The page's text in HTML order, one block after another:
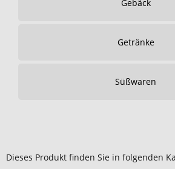
Gebäck
Getränke
Süßwaren
Dieses Produkt finden Sie in folgenden